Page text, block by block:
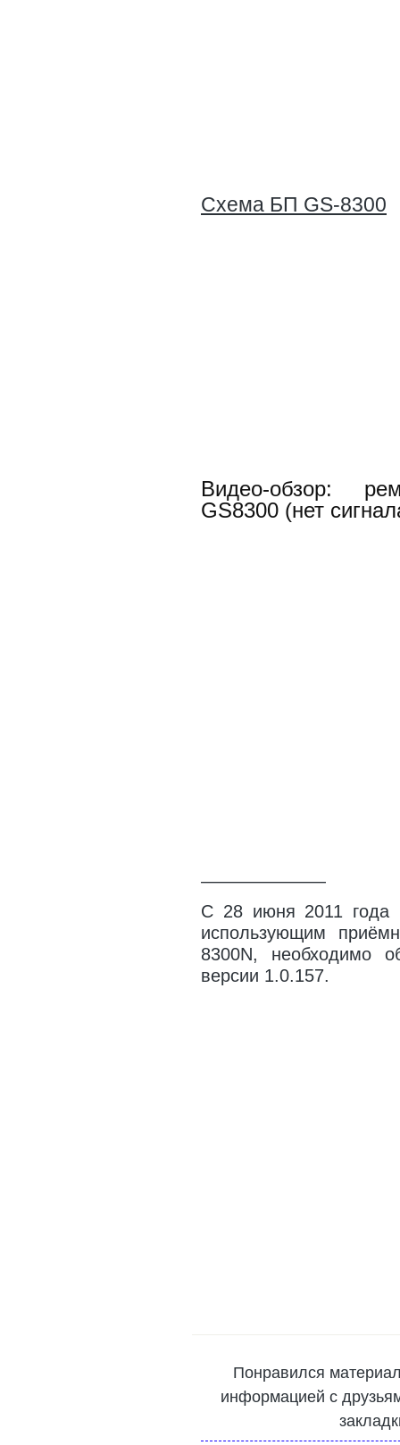
Схема БП GS-8300
Видео-обзор:
GS8300 (нет
———————
С 28 июня 2011 года
использующим
8300N, необходимо
версии 1.0.157.
Понравился
информацией с